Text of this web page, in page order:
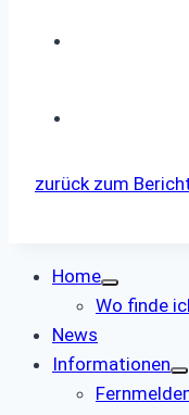
zurück zum
Home
Wo finde
News
Informationen